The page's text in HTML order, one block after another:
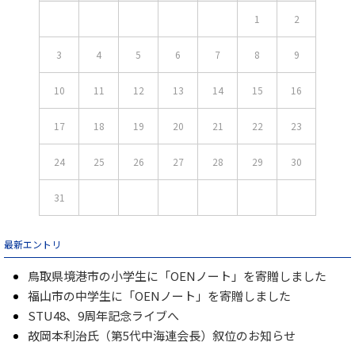
1 2
3 4 5 6 7 8 9
10 11 12 13 14 15 16
17 18 19 20 21 22 23
24 25 26 27 28 29 30
31
最新エントリ
鳥取県境港市の小学生に「OENノート」を寄贈しました
福山市の中学生に「OENノート」を寄贈しました
STU48、9周年記念ライブへ
故岡本利治氏（第5代中海連会長）叙位のお知らせ